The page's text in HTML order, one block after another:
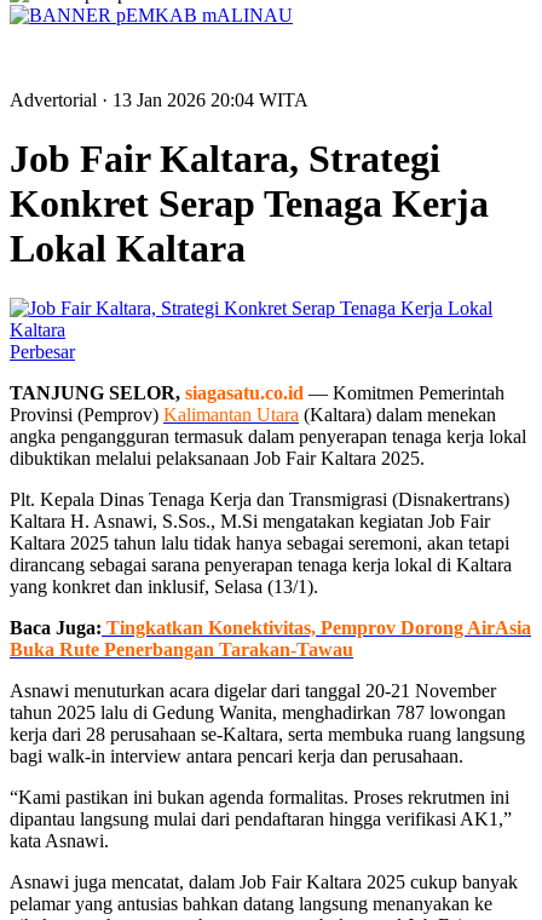
Advertorial · 13 Jan 2026 20:04 WITA
Job Fair Kaltara, Strategi
Konkret Serap Tenaga Kerja
Lokal Kaltara
Perbesar
TANJUNG SELOR, siagasatu.co.id — Komitmen Pemerintah
Provinsi (Pemprov) Kalimantan Utara (Kaltara) dalam menekan
angka pengangguran termasuk dalam penyerapan tenaga kerja lokal
dibuktikan melalui pelaksanaan Job Fair Kaltara 2025.
Plt. Kepala Dinas Tenaga Kerja dan Transmigrasi (Disnakertrans)
Kaltara H. Asnawi, S.Sos., M.Si mengatakan kegiatan Job Fair
Kaltara 2025 tahun lalu tidak hanya sebagai seremoni, akan tetapi
dirancang sebagai sarana penyerapan tenaga kerja lokal di Kaltara
yang konkret dan inklusif, Selasa (13/1).
Baca Juga: Tingkatkan Konektivitas, Pemprov Dorong AirAsia
Buka Rute Penerbangan Tarakan-Tawau
Asnawi menuturkan acara digelar dari tanggal 20-21 November
tahun 2025 lalu di Gedung Wanita, menghadirkan 787 lowongan
kerja dari 28 perusahaan se-Kaltara, serta membuka ruang langsung
bagi walk-in interview antara pencari kerja dan perusahaan.
“Kami pastikan ini bukan agenda formalitas. Proses rekrutmen ini
dipantau langsung mulai dari pendaftaran hingga verifikasi AK1,”
kata Asnawi.
Asnawi juga mencatat, dalam Job Fair Kaltara 2025 cukup banyak
pelamar yang antusias bahkan datang langsung menanyakan ke